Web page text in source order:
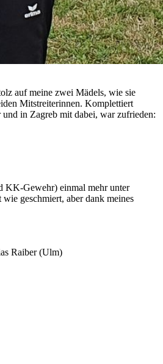
auf meine zwei Mädels, wie sie
Mitstreiterinnen. Komplettiert
in Zagreb mit dabei, war zufrieden:
KK-Gewehr) einmal mehr unter
geschmiert, aber dank meines
Raiber (Ulm)